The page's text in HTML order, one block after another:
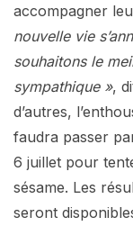
accompagner
nouvelle vie
souhaitons le
sympathique »,
d’autres,
faudra passer
6 juillet pour
sésame. Les
seront